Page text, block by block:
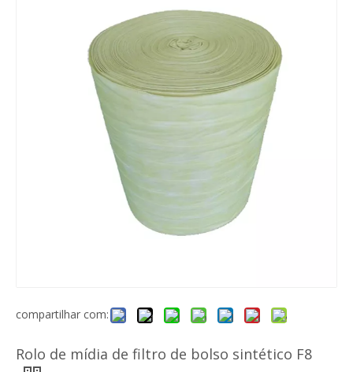
Rolo de mídia de filtro de fibra para filtro plissado com eficiência de malha Merv 13~14
compartilhar com:
Rolo de mídia de filtro de bolso sintético F8